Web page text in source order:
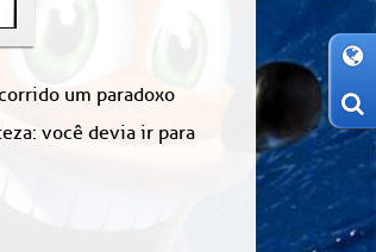
um paradoxo
você devia ir para